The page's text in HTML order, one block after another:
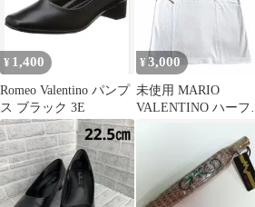
¥ 1,400
Romeo Valentino パンプ
ス ブラック 3E
¥3,000
未使用 MARIO
VALENTINO ハーフ